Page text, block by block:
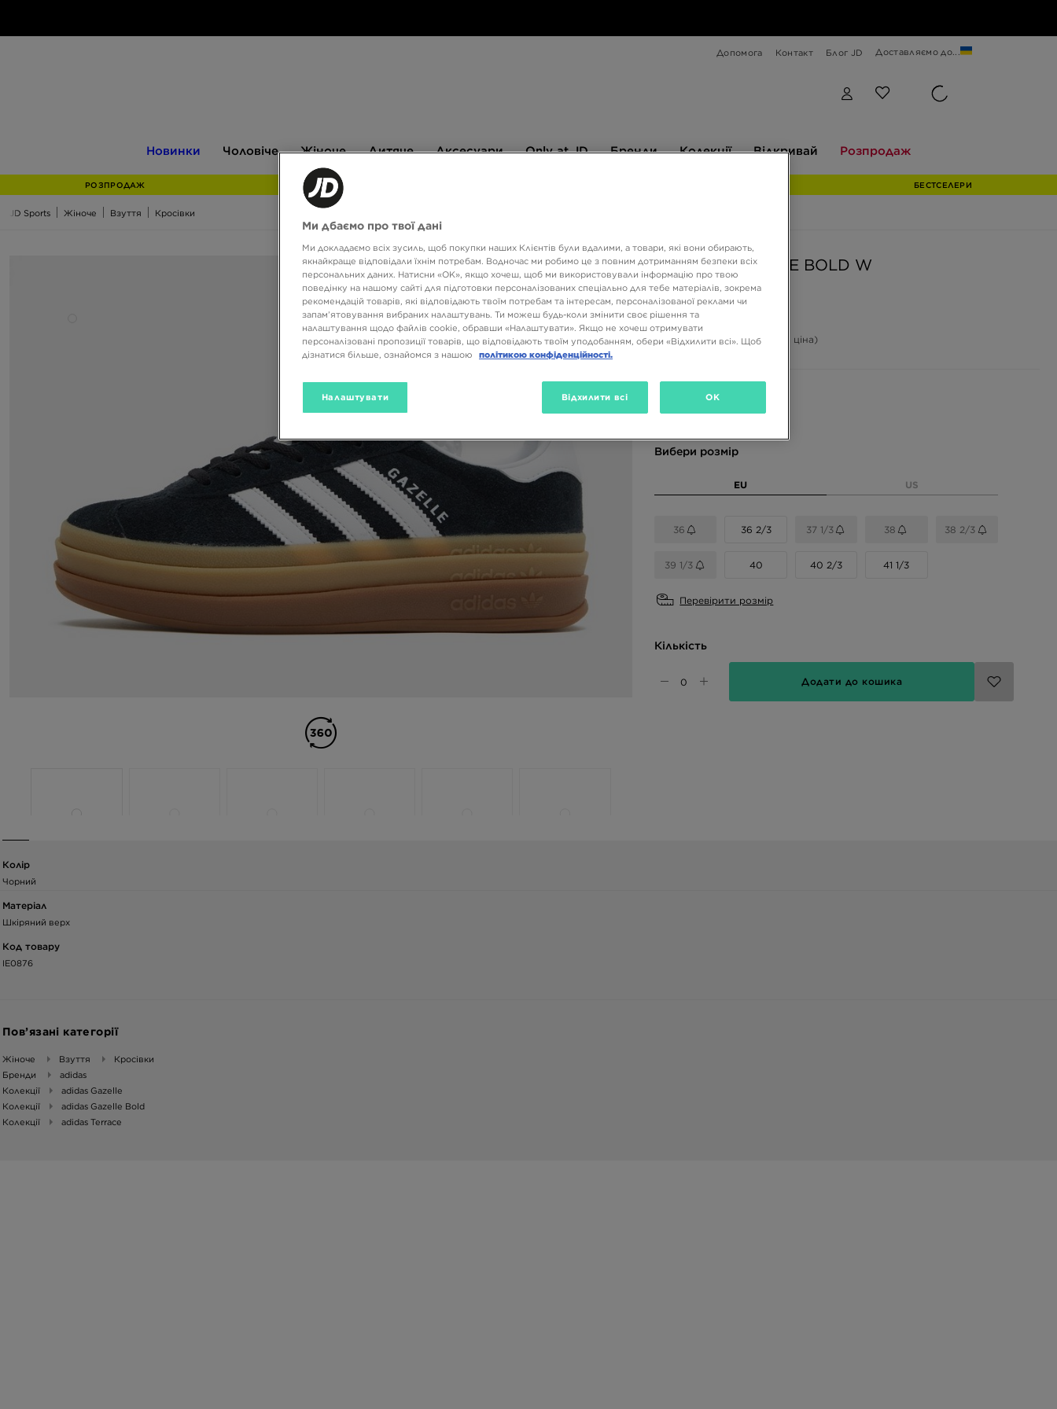
Допомога Контакт Блог JD Доставляємо до...
Новинки Чоловіче Жіноче Дитяче Аксесуари Only at JD Бренди Колекції Відкривай Розпродаж
РОЗПРОДАЖ БЕСТСЕЛЕРИ
JD Sports Жіноче Взуття Кросівки
ADIDAS GAZELLE BOLD W
3299 ГРН
5499 ГРН -40% (Початкова ціна)
Доступні кольори
Вибери розмір
EU US
36 36 2/3 37 1/3 38 38 2/3
39 1/3 40 40 2/3 41 1/3
Перевірити розмір
Кількість
Додати до кошика
Колір
Чорний
Матеріал
Шкіряний верх
Код товару
IE0876
Пов’язані категорії
Жіноче Взуття
Кросівки
Бренди
adidas
Колекції
adidas Gazelle
Колекції
adidas Gazelle Bold
Колекції
adidas Terrace
Ми дбаємо про твої дані
Ми докладаємо всіх зусиль, щоб покупки наших Клієнтів були вдалими, а товари, які вони обирають,
якнайкраще відповідали їхнім потребам. Водночас ми робимо це з повним дотриманням безпеки всіх
персональних даних. Натисни «OK», якщо хочеш, щоб ми використовували інформацію про твою
поведінку на нашому сайті для підготовки персоналізованих спеціально для тебе матеріалів, зокрема
рекомендацій товарів, які відповідають твоїм потребам та інтересам, персоналізованої реклами чи
запам’ятовування вибраних налаштувань. Ти можеш будь-коли змінити своє рішення та
налаштування щодо файлів cookie, обравши «Налаштувати». Якщо не хочеш отримувати
персоналізовані пропозиції товарів, що відповідають твоїм уподобанням, обери «Відхилити всі». Щоб
дізнатися більше, ознайомся з нашою
політикою конфіденційності.
Налаштувати Відхилити всі OK